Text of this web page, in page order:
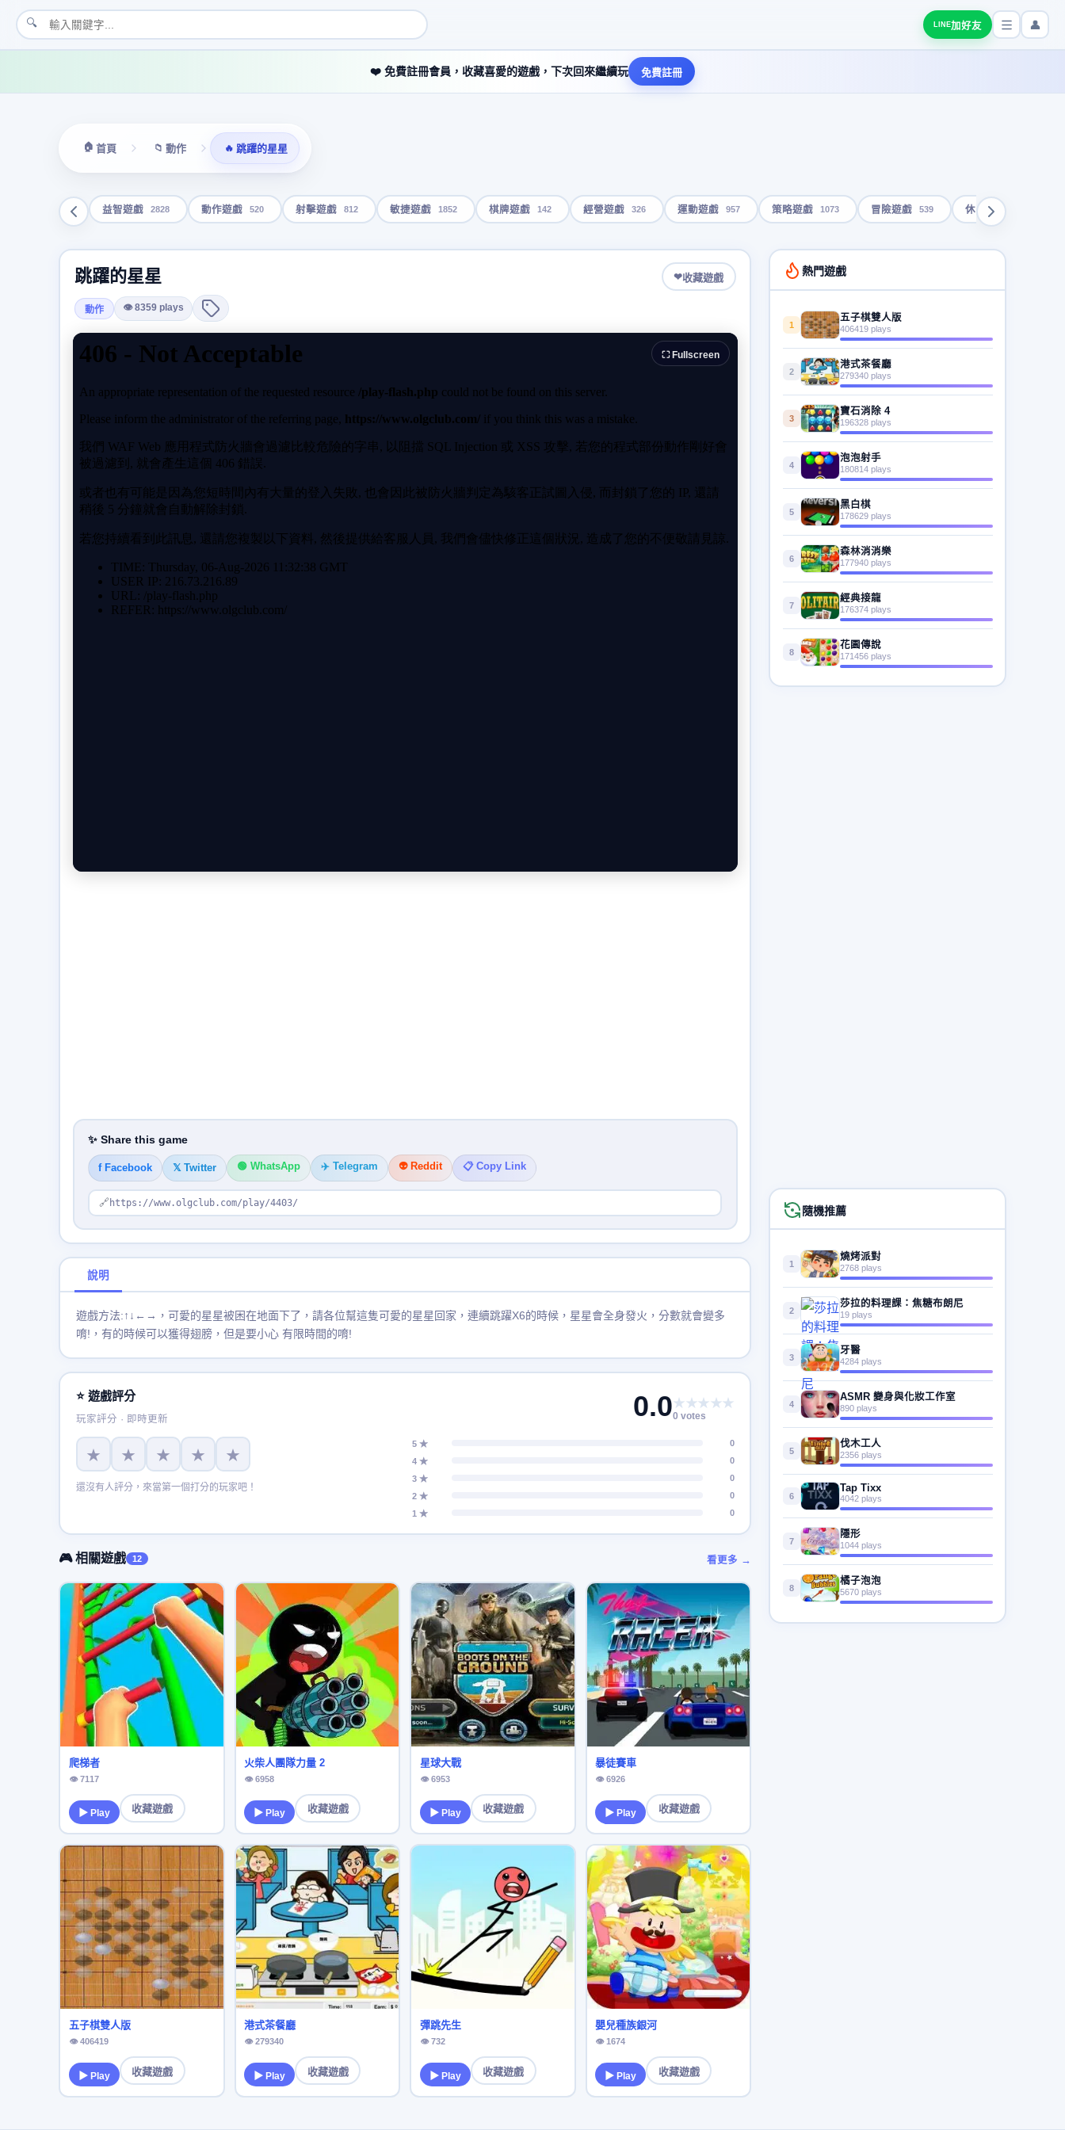
🔍 LINE加好友 👤
❤️ 免費註冊會員，收藏喜愛的遊戲，下次回來繼續玩 免費註冊
🏠 首頁 📁 動作 🔥 跳躍的星星
益智遊戲 2828 動作遊戲 520 射擊遊戲 812 敏捷遊戲 1852 棋牌遊戲 142 經營遊戲 326 運動遊戲 957 策略遊戲 1073 冒險遊戲 539 休閒遊戲
跳躍的星星 ❤收藏遊戲
動作 👁 8359 plays
⛶ Fullscreen
✨ Share this game
f Facebook 𝕏 Twitter 🟢 WhatsApp ✈️ Telegram 👽 Reddit 📋 Copy Link
🔗 https://www.olgclub.com/play/4403/
說明
遊戲方法:↑↓←→，可愛的星星被困在地面下了，請各位幫這隻可愛的星星回家，連續跳躍X6的時候，星星會全身發火，分數就會變多
唷!，有的時候可以獲得翅膀，但是要小心 有限時間的唷!
⭐ 遊戲評分
玩家評分 · 即時更新 0.0★★★★★
0 votes
★ ★ ★ ★ ★
還沒有人評分，來當第一個打分的玩家吧！
5 ★
0
4 ★
0
3 ★
0
2 ★
0
1 ★
0
🎮 相關遊戲 12 看更多 →
爬梯者
👁 7117
▶ Play 收藏遊戲
火柴人團隊力量 2
👁 6958
▶ Play 收藏遊戲
星球大戰
👁 6953
▶ Play 收藏遊戲
暴徒賽車
👁 6926
▶ Play 收藏遊戲
五子棋雙人版
👁 406419
▶ Play 收藏遊戲
港式茶餐廳
👁 279340
▶ Play 收藏遊戲
彈跳先生
👁 732
▶ Play 收藏遊戲
嬰兒種族銀河
👁 1674
▶ Play 收藏遊戲
熱門遊戲
1
五子棋雙人版
406419 plays
2
港式茶餐廳
279340 plays
3
寶石消除 4
196328 plays
4
泡泡射手
180814 plays
5
黑白棋
178629 plays
6
森林消消樂
177940 plays
7
經典接龍
176374 plays
8
花園傳說
171456 plays
隨機推薦
1
燒烤派對
2768 plays
2
莎拉的料理課：焦糖布朗尼
19 plays
3
牙醫
4284 plays
4
ASMR 變身與化妝工作室
890 plays
5
伐木工人
2356 plays
6
Tap Tixx
4042 plays
7
隱形
1044 plays
8
橘子泡泡
5670 plays